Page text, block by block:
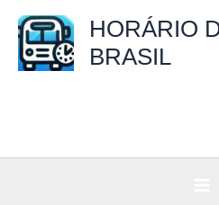
para
HORÁRIO
BRASIL